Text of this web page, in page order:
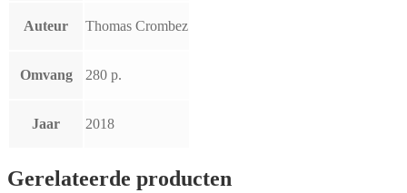
Auteur Thomas Crombez
Omvang 280 p.
Jaar 2018
Gerelateerde producten